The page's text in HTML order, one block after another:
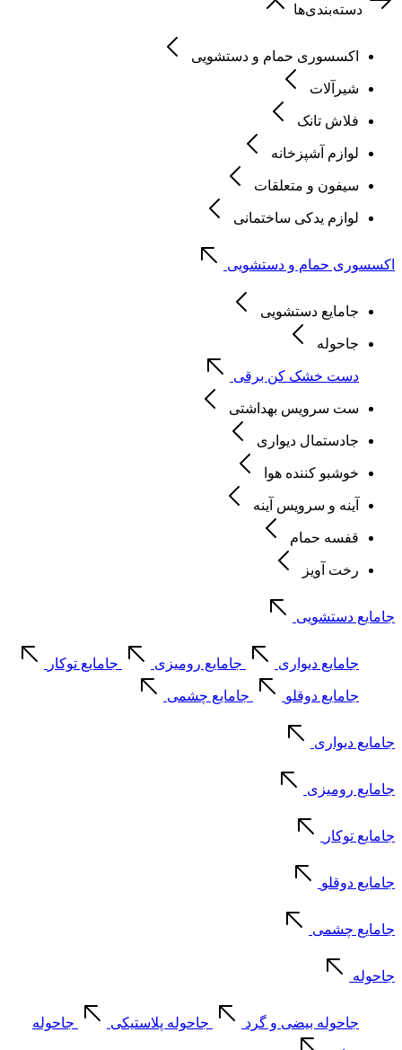
دسته‌بندی‌ها
اکسسوری حمام و دستشویی
شیرآلات
فلاش تانک
لوازم آشپزخانه
سیفون و متعلقات
لوازم یدکی ساختمانی
اکسسوری حمام و دستشویی
جامایع دستشویی
جاحوله
دست خشک کن برقی
ست سرویس بهداشتی
جادستمال دیواری
خوشبو کننده هوا
آینه و سرویس آینه
قفسه حمام
رخت آویز
جامایع دستشویی
جامایع دیواری جامایع رومیزی جامایع توکار
جامایع دوقلو جامایع چشمی
جامایع دیواری
جامایع رومیزی
جامایع توکار
جامایع دوقلو
جامایع چشمی
جاحوله
جاحوله بیضی و گرد جاحوله پلاستیکی جاحوله